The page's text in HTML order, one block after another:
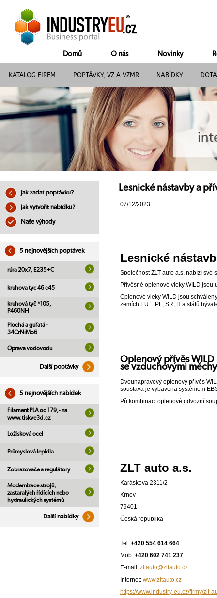
Domů O nás Novinky
KATALOG FIREM POPTÁVKY, VZ A VZMR NABÍDKY
Jak zadat poptávku?
Jak vytvořit nabídku?
Naše výhody
5 nejnovějších poptávek
rúra 20x7, E235+C
kruhova tyc 46 c45
kruhová tyč *105,
P460NH
Plochá a guľatá -
34CrNiMo6
Oprava vodovodu
Další poptávky
5 nejnovějších nabídek
Filament PLA od 179,- na
www.tiskve3d.cz
Ložisková ocel
Průmyslová lepidla
Zobrazovače a regulátory
Modernizace strojů,
zastaralých řídících nebo
hydraulických systémů
Další nabídky
Lesnické nástavby a
07/12/2023
Lesnické
Společnost ZLT auto a.s. nabízí své
Přívěsné oplenové vleky WILD
Oplenové vleky WILD jsou
zemích EU + PL, SR, H a států
Oplenový přívěs WILD
se vzduchovými měchy
Dvounápravový oplenový přívěs
soustava je vybavena systémem
Při kombinaci oplenové odvozní
ZLT auto a.s.
Karáskova 2311/2
Krnov
79401
Česká republika
Tel.:+420 554 614 664
Mob.:+420 602 741 237
E-mail: zltauto@zltauto.cz
Internet: www.zltauto.cz
https://www.industry-eu.cz/firmy/zlt-